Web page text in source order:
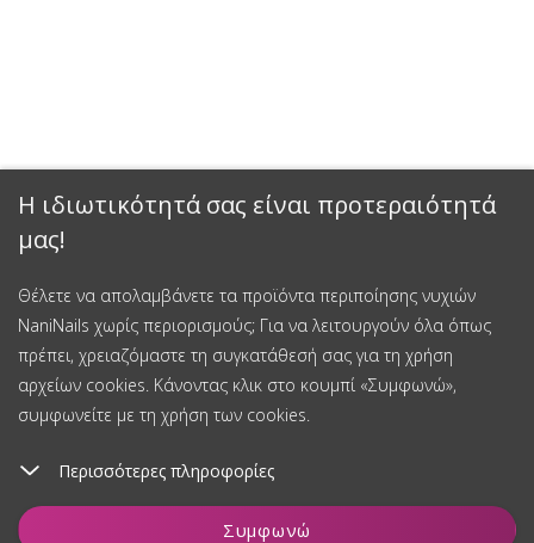
Η ιδιωτικότητά σας είναι προτεραιότητά
μας!
Θέλετε να απολαμβάνετε τα προϊόντα περιποίησης νυχιών
NaniNails χωρίς περιορισμούς; Για να λειτουργούν όλα όπως
πρέπει, χρειαζόμαστε τη συγκατάθεσή σας για τη χρήση
αρχείων cookies. Κάνοντας κλικ στο κουμπί «Συμφωνώ»,
συμφωνείτε με τη χρήση των cookies.
Περισσότερες πληροφορίες
Συμφωνώ
Προσθήκη στο καλάθι